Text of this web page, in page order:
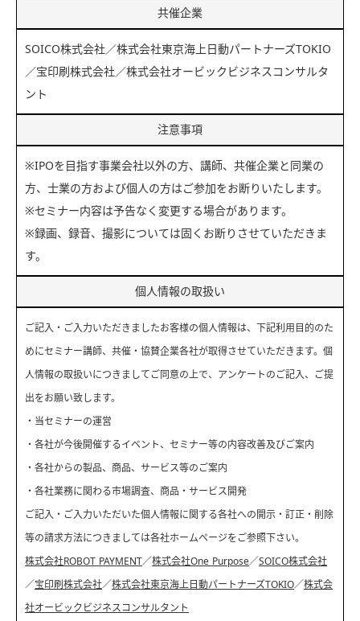
共催企業
SOICO株式会社／株式会社東京海上日動パートナーズTOKIO
／宝印刷株式会社／株式会社オービックビジネスコンサルタ
ント
注意事項
※IPOを目指す事業会社以外の方、講師、共催企業と同業の
方、士業の方および個人の方はご参加をお断りいたします。
※セミナー内容は予告なく変更する場合があります。
※録画、録音、撮影については固くお断りさせていただきま
す。
個人情報の取扱い
ご記入・ご入力いただきましたお客様の個人情報は、下記利用目的のた
めにセミナー講師、共催・協賛企業各社が取得させていただきます。個
人情報の取扱いにつきましてご同意の上で、アンケートのご記入、ご提
出をお願い致します。
・当セミナーの運営
・各社が今後開催するイベント、セミナー等の内容改善及びご案内
・各社からの製品、商品、サービス等のご案内
・各社業務に関わる市場調査、商品・サービス開発
ご記入・ご入力いただいた個人情報に関する各社への開示・訂正・削除
等の請求方法につきましては各社ホームページをご参照下さい。
株式会社ROBOT PAYMENT／株式会社One Purpose／SOICO株式会社
／ 宝印刷株式会社／株式会社東京海上日動パートナーズTOKIO／株式会
社オービックビジネスコンサルタント